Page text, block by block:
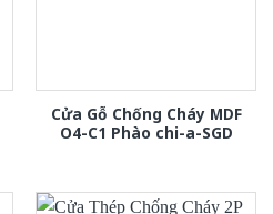
Cửa Gỗ Chống Cháy MDF
O4-C1 Phào chi-a-SGD